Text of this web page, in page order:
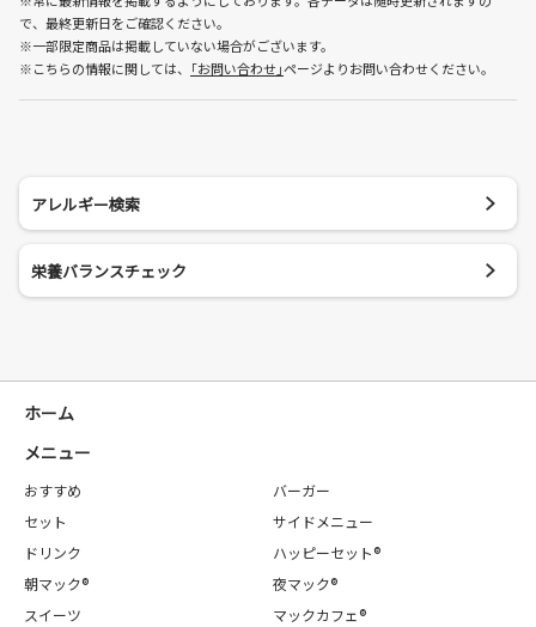
で、最終更新日をご確認ください。
※一部限定商品は掲載していない場合がございます。
※こちらの情報に関しては、
｢お問い合わせ｣ページよりお問い合わせください。
アレルギー検索
栄養バランスチェック
ホーム
メニュー
おすすめ
バーガー
セット
サイドメニュー
ドリンク
ハッピーセット®
朝マック®
夜マック®
スイーツ
マックカフェ®